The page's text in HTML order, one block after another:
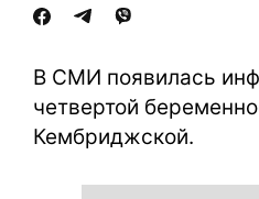
В СМИ появилась
четвертой
Кембриджской.